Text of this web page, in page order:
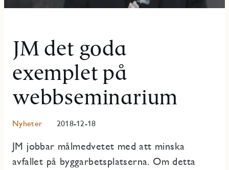
JM det goda
exemplet på
webbseminarium
Nyheter 2018-12-18
JM jobbar målmedvetet med att minska
avfallet på byggarbetsplatserna. Om detta